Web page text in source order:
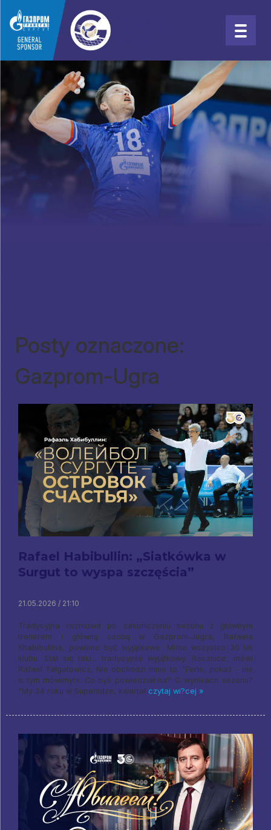
Posty oznaczone:
Gazprom-Ugra
Rafael Habibullin: „Siatkówka w
Surgut to wyspa szczęścia”
21.05.2026 / 21:10
Tradycyjna rozmowa po zakończeniu sezonu z głównym
trenerem i główną osobą w Gazprom-Jugra, Rafaela
Khabibullina, powinno być wyjątkowe: Mimo wszystko 30 lat
klubu. Stał się taki... tradycyjnie wyjątkowy. Rocznice, mówi
Rafael Tałgatowicz, Nie obchodzi mnie to. "Ferie, pokaż - nie
o tym mówimy!». Co byś powiedział na? O wynikach sezonu?
"My 24 roku w Superlidze, kwartał czytaj wi?cej »